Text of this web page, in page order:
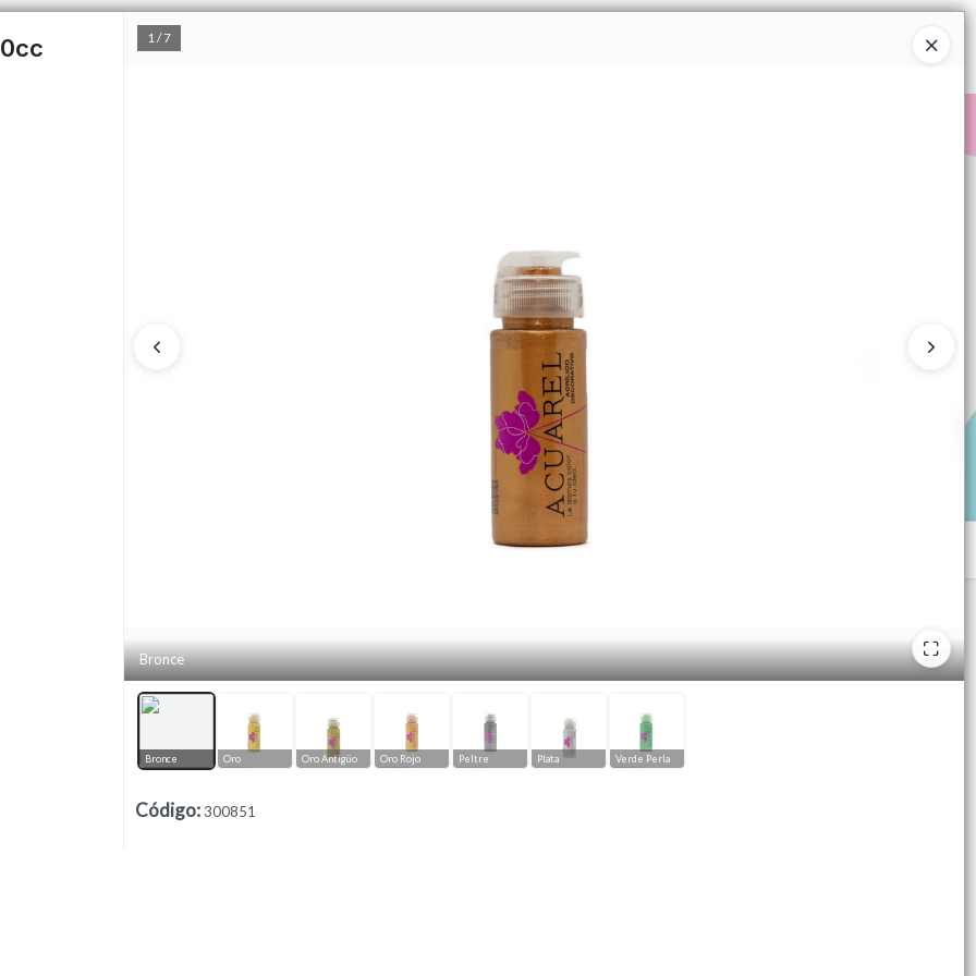
Bronce
1 / 7
Bronce Oro Oro Antigüo Oro Rojo Peltre Plata Verde Perla
Código: 300851
Lista vacía